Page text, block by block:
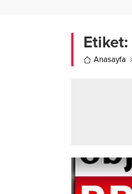
Etiket:
Anasayfa